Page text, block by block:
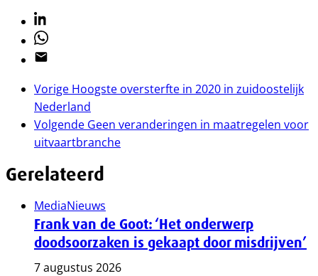
Linkedin
Whatsapp
Email
Vorige Hoogste oversterfte in 2020 in zuidoostelijk
Nederland
Volgende Geen veranderingen in maatregelen voor
uitvaartbranche
Gerelateerd
MediaNieuws
Frank van de Goot: ‘Het onderwerp
doodsoorzaken is gekaapt door misdrijven’
7 augustus 2026